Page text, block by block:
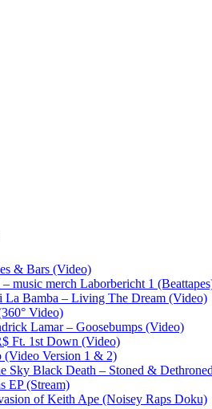
& Bars (Video)
music merch Laborbericht 1
La Bamba – Living The Dream (Video)
Video)
Lamar – Goosebumps (Video)
Ft. 1st Down (Video)
(Video Version 1 & 2)
Sky Black Death – Stoned &
EP (Stream)
of Keith Ape (Noisey Raps Doku)